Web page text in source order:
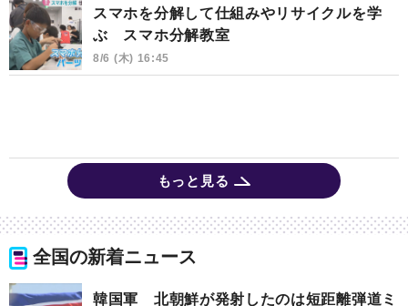
スマホを分解して仕組みやリサイクルを学
ぶ スマホ分解教室
8/6 (木) 16:45
もっと見る
全国の新着ニュース
韓国軍 北朝鮮が発射したのは短距離弾道ミ